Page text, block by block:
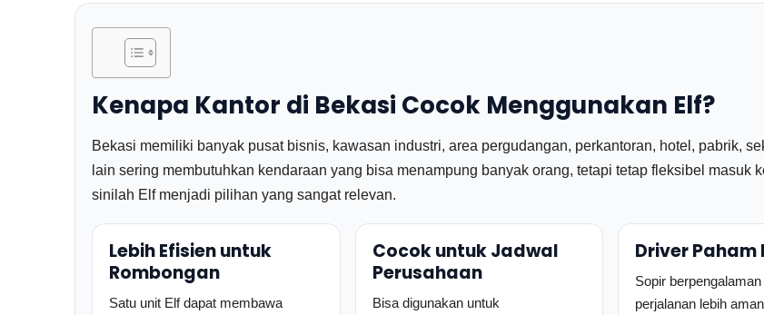
Kenapa Kantor di Bekasi Cocok Menggunakan Elf?
Bekasi memiliki banyak pusat bisnis, kawasan industri, area pergudangan, perkantoran, hotel, pabrik,
lain sering membutuhkan kendaraan yang bisa menampung banyak orang, tetapi tetap fleksibel masuk
sinilah Elf menjadi pilihan yang sangat relevan.
Lebih Efisien untuk
Rombongan
Satu unit Elf dapat membawa
Cocok untuk Jadwal
Perusahaan
Bisa digunakan untuk
Driver Paham
Sopir
perjalanan lebih